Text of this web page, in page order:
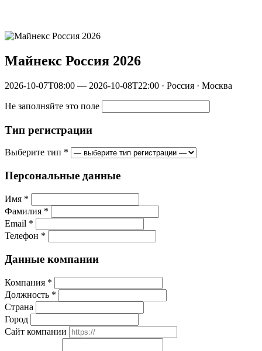
Майнекс Россия 2026
2026-10-07T08:00 — 2026-10-08T22:00 · Россия · Москва
Не заполняйте это поле
Тип регистрации
Выберите тип *
Персональные данные
Имя *
Фамилия *
Email *
Телефон *
Данные компании
Компания *
Должность *
Страна
Город
Сайт компании